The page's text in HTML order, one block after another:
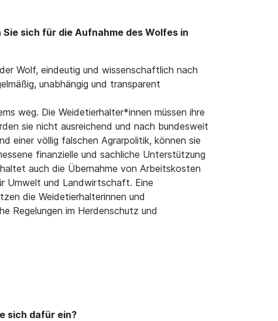
sich für die Aufnahme des Wolfes in
Wolf, eindeutig und wissenschaftlich nach
unabhängig und transparent
weg. Die Weidetierhalter*innen müssen ihre
sie nicht ausreichend und nach bundesweit
einer völlig falschen Agrarpolitik, können sie
finanzielle und sachliche Unterstützung
auch die Übernahme von Arbeitskosten
Umwelt und Landwirtschaft. Eine
die Weidetierhalterinnen und
Regelungen im Herdenschutz und
sich dafür ein?